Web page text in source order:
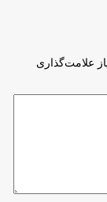
علامت‌گذاری